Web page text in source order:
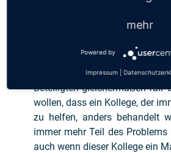
Herausforderungen
Die Mitarbeiter schauen
haben ein sehr gutes
Beteiligten gleichermaßen fair
wollen, dass ein Kollege, der
zu helfen, anders behandelt
immer mehr Teil des
auch wenn dieser Kollege ein
mehr
Powered by
Impressum